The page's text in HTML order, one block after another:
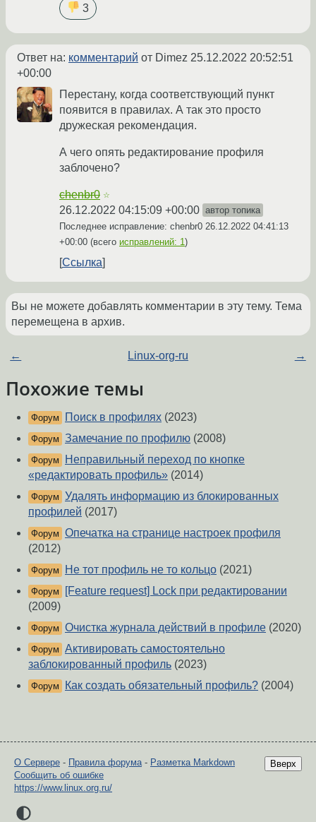
3
Ответ на: комментарий от Dimez 25.12.2022 20:52:51
+00:00
Перестану, когда соответствующий пункт
появится в правилах. А так это просто
дружеская рекомендация.
А чего опять редактирование профиля
заблочено?
chenbr0 ☆
26.12.2022 04:15:09 +00:00 автор топика
Последнее исправление: chenbr0 26.12.2022 04:41:13
+00:00 (всего исправлений: 1)
Ссылка
Вы не можете добавлять комментарии в эту тему. Тема
перемещена в архив.
← Linux-org-ru →
Похожие темы
Форум Поиск в профилях (2023)
Форум Замечание по профилю (2008)
Форум
Неправильный переход по кнопке
«редактировать профиль» (2014)
Форум Удалять информацию из блокированных
профилей (2017)
Форум Опечатка на странице настроек профиля
(2012)
Форум Не тот профиль не то кольцо (2021)
Форум
[Feature request] Lock при редактировании
(2009)
Форум Очистка журнала действий в профиле (2020)
Форум Активировать самостоятельно
заблокированный профиль (2023)
Форум Как создать обязательный профиль? (2004)
Вверх
О Сервере - Правила форума - Разметка Markdown
Сообщить об ошибке
https://www.linux.org.ru/